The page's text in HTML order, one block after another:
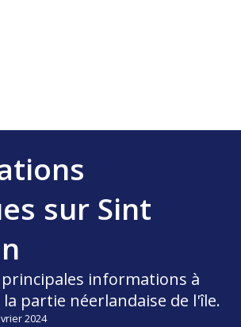
sur Sint
informations à
partie néerlandaise de l'île.
2024